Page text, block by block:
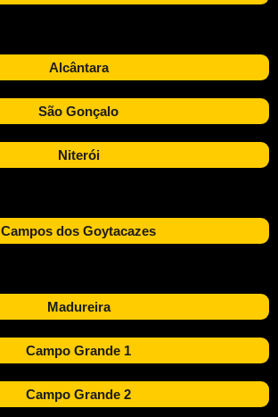
Alcântara
São Gonçalo
Niterói
Campos dos Goytacazes
Madureira
Campo Grande 1
Campo Grande 2